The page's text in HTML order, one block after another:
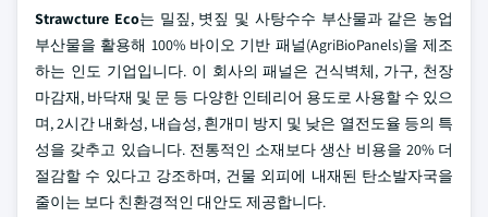
Strawcture Eco는 밀짚, 볏짚 및 사탕수수 부산물과 같은 농업
부산물을 활용해 100% 바이오 기반 패널(AgriBioPanels)을 제조
하는 인도 기업입니다. 이 회사의 패널은 건식벽체, 가구, 천장
마감재, 바닥재 및 문 등 다양한 인테리어 용도로 사용할 수 있으
며, 2시간 내화성, 내습성, 흰개미 방지 및 낮은 열전도율 등의 특
성을 갖추고 있습니다. 전통적인 소재보다 생산 비용을 20% 더
절감할 수 있다고 강조하며, 건물 외피에 내재된 탄소발자국을
줄이는 보다 친환경적인 대안도 제공합니다.